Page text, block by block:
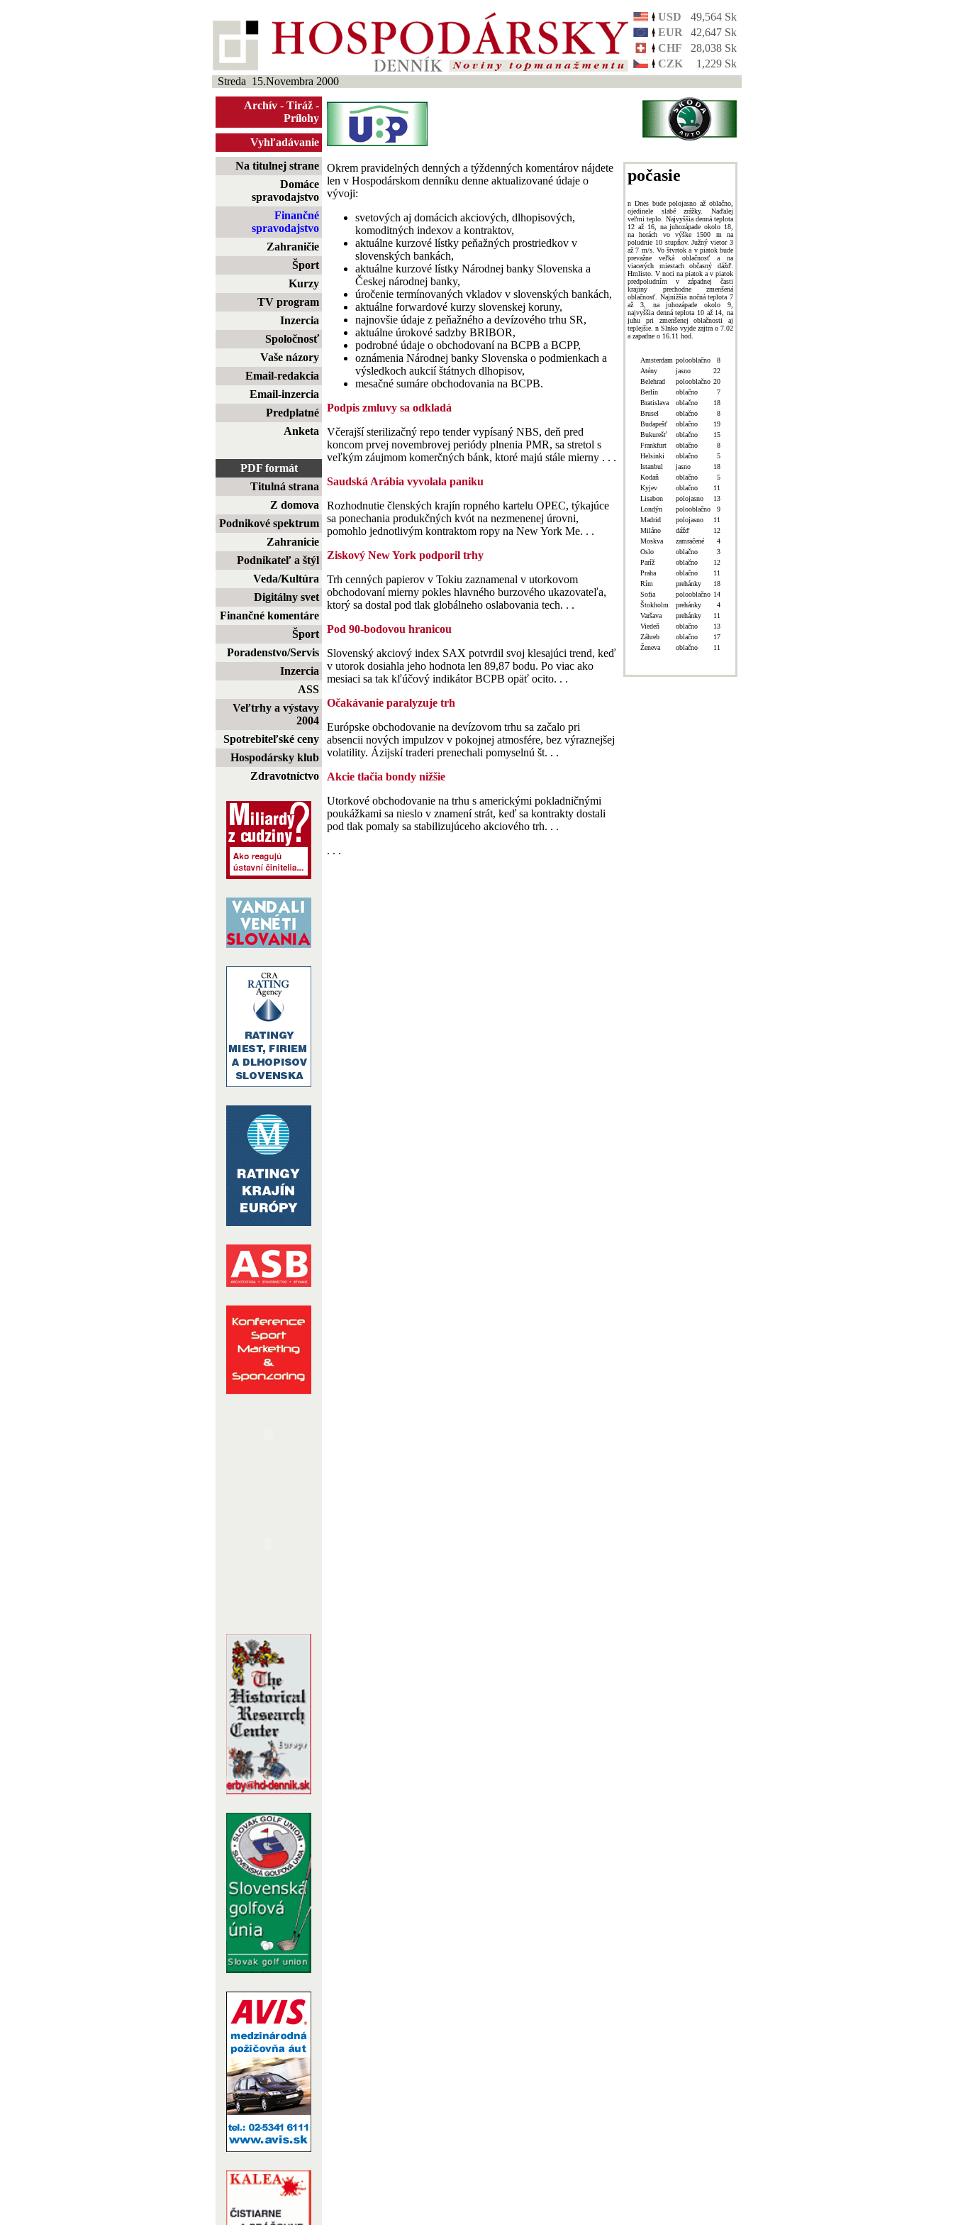
USD
49,564 Sk
EUR
42,647 Sk
CHF
28,038 Sk
CZK
1,229 Sk
Streda 15.Novembra 2000
Archív - Tiráž -
Prílohy
Vyhľadávanie
Na titulnej strane
Domáce
spravodajstvo
Finančné
spravodajstvo
Zahraničie
Šport
Kurzy
TV program
Inzercia
Spoločnosť
Vaše názory
Email-redakcia
Email-inzercia
Predplatné
Anketa
PDF formát
Titulná strana
Z domova
Podnikové spektrum
Zahranicie
Podnikateľ a štýl
Veda/Kultúra
Digitálny svet
Finančné komentáre
Šport
Poradenstvo/Servis
Inzercia
ASS
Veľtrhy a výstavy
2004
Spotrebiteľské ceny
Hospodársky klub
Zdravotníctvo
Okrem pravidelných denných a týždenných komentárov nájdete
len v Hospodárskom denníku denne aktualizované údaje o
vývoji:
svetových aj domácich akciových, dlhopisových,
komoditných indexov a kontraktov,
aktuálne kurzové lístky peňažných prostriedkov v
slovenských bankách,
aktuálne kurzové lístky Národnej banky Slovenska a
Českej národnej banky,
úročenie termínovaných vkladov v slovenských bankách,
aktuálne forwardové kurzy slovenskej koruny,
najnovšie údaje z peňažného a devízového trhu SR,
aktuálne úrokové sadzby BRIBOR,
podrobné údaje o obchodovaní na BCPB a BCPP,
oznámenia Národnej banky Slovenska o podmienkach a
výsledkoch aukcií štátnych dlhopisov,
mesačné sumáre obchodovania na BCPB.
Podpis zmluvy sa odkladá
Včerajší sterilizačný repo tender vypísaný NBS, deň pred
koncom prvej novembrovej periódy plnenia PMR, sa stretol s
veľkým záujmom komerčných bánk, ktoré majú stále mierny . . .
Saudská Arábia vyvolala paniku
Rozhodnutie členských krajín ropného kartelu OPEC, týkajúce
sa ponechania produkčných kvót na nezmenenej úrovni,
pomohlo jednotlivým kontraktom ropy na New York Me. . .
Ziskový New York podporil trhy
Trh cenných papierov v Tokiu zaznamenal v utorkovom
obchodovaní mierny pokles hlavného burzového ukazovateľa,
ktorý sa dostal pod tlak globálneho oslabovania tech. . .
Pod 90-bodovou hranicou
Slovenský akciový index SAX potvrdil svoj klesajúci trend, keď
v utorok dosiahla jeho hodnota len 89,87 bodu. Po viac ako
mesiaci sa tak kľúčový indikátor BCPB opäť ocito. . .
Očakávanie paralyzuje trh
Európske obchodovanie na devízovom trhu sa začalo pri
absencii nových impulzov v pokojnej atmosfére, bez výraznejšej
volatility. Ázijskí traderi prenechali pomyselnú št. . .
Akcie tlačia bondy nižšie
Utorkové obchodovanie na trhu s americkými pokladničnými
poukážkami sa nieslo v znamení strát, keď sa kontrakty dostali
pod tlak pomaly sa stabilizujúceho akciového trh. . .
. . .
počasie
n Dnes bude polojasno až oblačno,
ojedinele slabé zrážky. Naďalej
veľmi teplo. Najvyššia denná teplota
12 až 16, na juhozápade okolo 18,
na horách vo výške 1500 m na
poludnie 10 stupňov. Južný vietor 3
až 7 m/s. Vo štvrtok a v piatok bude
prevažne veľká oblačnosť a na
viacerých miestach občasný dážď.
Hmlisto. V noci na piatok a v piatok
predpoludním v západnej časti
krajiny prechodne zmenšená
oblačnosť. Najnižšia nočná teplota 7
až 3, na juhozápade okolo 9,
najvyššia denná teplota 10 až 14, na
juhu pri zmenšenej oblačnosti aj
teplejšie. n Slnko vyjde zajtra o 7.02
a zapadne o 16.11 hod.
Amsterdam polooblačno
8
Atény
jasno
22
Belehrad
polooblačno 20
Berlín
oblačno
7
Bratislava
oblačno
18
Brusel
oblačno
8
Budapešť
oblačno
19
Bukurešť
oblačno
15
Frankfurt
oblačno
8
Helsinki
oblačno
5
Istanbul
jasno
18
Kodaň
oblačno
5
Kyjev
oblačno
11
Lisabon
polojasno
13
Londýn
polooblačno
9
Madrid
polojasno
11
Miláno
dážď
12
Moskva
zamračené
4
Oslo
oblačno
3
Paríž
oblačno
12
Praha
oblačno
11
Rím
prehánky
18
Sofia
polooblačno 14
Štokholm
prehánky
4
Varšava
prehánky
11
Viedeň
oblačno
13
Záhreb
oblačno
17
Ženeva
oblačno 11